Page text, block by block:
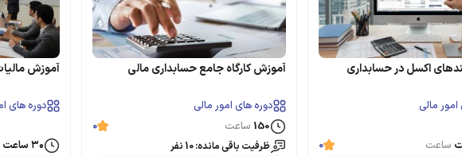
اکسل در حسابداری
مالی
ساعت 0
آموزش کارگاه جامع حسابداری مالی
دوره های امور مالی
150 ساعت
0
ظرفیت باقی مانده: 10 نفر
آموزش
دوره های
۳۰ ساعت